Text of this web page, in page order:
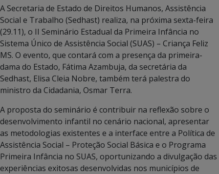
A Secretaria de Estado de Direitos Humanos, Assistência
Social e Trabalho (Sedhast) realiza, na próxima sexta-feira
(29.11), o II Seminário Estadual da Primeira Infância no
Sistema Único de Assistência Social (SUAS) – Criança Feliz
MS. O evento, que contará com a presença da primeira-
dama do Estado, Fátima Azambuja, da secretária da
Sedhast, Elisa Cleia Nobre, também terá palestra do
ministro da Cidadania, Osmar Terra.
A proposta do seminário é contribuir na reflexão sobre o
desenvolvimento infantil no cenário nacional, apresentar
as metodologias existentes e a interface entre a Política de
Assistência Social – Proteção Social Básica e o Programa
Primeira Infância no SUAS, oportunizando a divulgação das
experiências exitosas desenvolvidas nos municípios de